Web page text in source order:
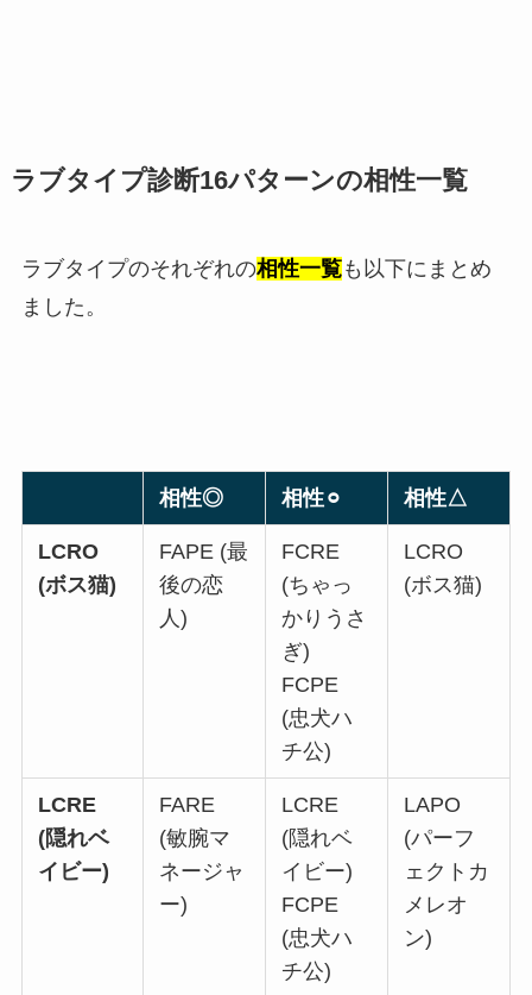
ラブタイプ診断16パターンの相性一覧
ラブタイプのそれぞれの相性一覧も以下にまとめ
ました。
相性◎ 相性⚪︎ 相性△
LCRO
(ボス猫)
FAPE (最
後の恋
人)
FCRE
(ちゃっ
かりうさ
ぎ)
FCPE
(忠犬ハ
チ公)
LCRO
(ボス猫)
LCRE
(隠れベ
イビー)
FARE
(敏腕マ
ネージャ
ー)
LCRE
(隠れベ
イビー)
FCPE
(忠犬ハ
チ公)
LAPO
(パーフ
ェクトカ
メレオ
ン)